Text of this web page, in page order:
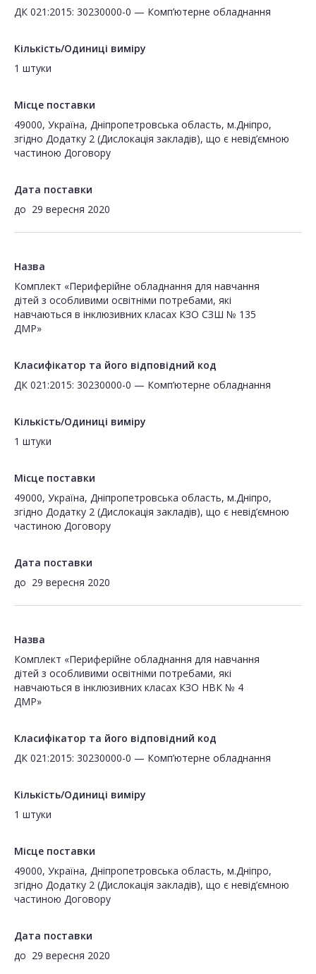
ДК 021:2015: 30230000-0 — Комп’ютерне обладнання
Кількість/Одиниці виміру
1 штуки
Місце поставки
49000, Україна, Дніпропетровська область, м.Дніпро,
згідно Додатку 2 (Дислокація закладів), що є невід’ємною
частиною Договору
Дата поставки
до 29 вересня 2020
Назва
Комплект «Периферійне обладнання для навчання
дітей з особливими освітніми потребами, які
навчаються в інклюзивних класах КЗО СЗШ № 135
ДМР»
Класифікатор та його відповідний код
ДК 021:2015: 30230000-0 — Комп’ютерне обладнання
Кількість/Одиниці виміру
1 штуки
Місце поставки
49000, Україна, Дніпропетровська область, м.Дніпро,
згідно Додатку 2 (Дислокація закладів), що є невід’ємною
частиною Договору
Дата поставки
до 29 вересня 2020
Назва
Комплект «Периферійне обладнання для навчання
дітей з особливими освітніми потребами, які
навчаються в інклюзивних класах КЗО НВК № 4
ДМР»
Класифікатор та його відповідний код
ДК 021:2015: 30230000-0 — Комп’ютерне обладнання
Кількість/Одиниці виміру
1 штуки
Місце поставки
49000, Україна, Дніпропетровська область, м.Дніпро,
згідно Додатку 2 (Дислокація закладів), що є невід’ємною
частиною Договору
Дата поставки
до 29 вересня 2020